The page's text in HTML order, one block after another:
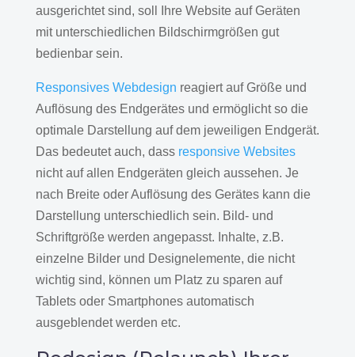
ausgerichtet sind, soll Ihre Website auf Geräten
mit unterschiedlichen Bildschirmgrößen gut
bedienbar sein.
Responsives Webdesign reagiert auf Größe und
Auflösung des Endgerätes und ermöglicht so die
optimale Darstellung auf dem jeweiligen Endgerät.
Das bedeutet auch, dass responsive Websites
nicht auf allen Endgeräten gleich aussehen. Je
nach Breite oder Auflösung des Gerätes kann die
Darstellung unterschiedlich sein. Bild- und
Schriftgröße werden angepasst. Inhalte, z.B.
einzelne Bilder und Designelemente, die nicht
wichtig sind, können um Platz zu sparen auf
Tablets oder Smartphones automatisch
ausgeblendet werden etc.